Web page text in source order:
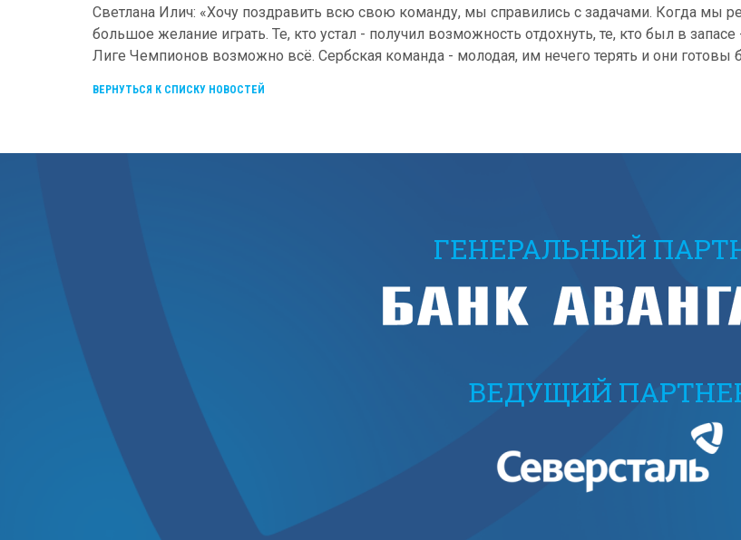
Светлана Илич: «Хочу поздравить всю свою команду, мы справились с задачами. Когда мы
большое желание играть. Те, кто устал - получил возможность отдохнуть, те, кто был в запасе
Лиге Чемпионов возможно всё. Сербская команда - молодая, им нечего терять и они готовы
ВЕРНУТЬСЯ К СПИСКУ НОВОСТЕЙ
ГЕНЕРАЛЬНЫЙ
ВЕДУЩИЙ